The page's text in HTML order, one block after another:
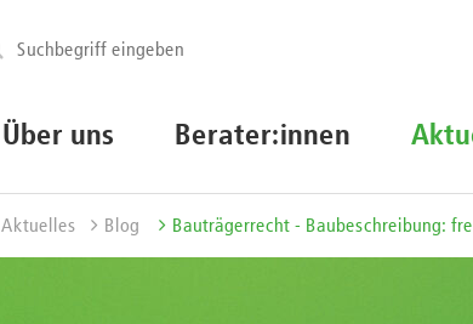
Über uns Berater:innen
Aktuelles Blog Bauträgerrecht - Baubeschreibung: